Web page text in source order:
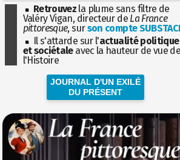
Retrouvez la plume sans filtre de
Valéry Vigan, directeur de La France
pittoresque, surson compte
Il s'attarde sur l'actualité politique
et sociétaleavec la hauteur de vue
l'Histoire
JOURNAL D'UN EXILÉ
DU PRÉSENT